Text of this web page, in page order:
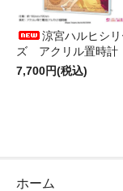
涼宮ハルヒシリ
ズ アクリル置時計
7,700円(税込)
ホーム